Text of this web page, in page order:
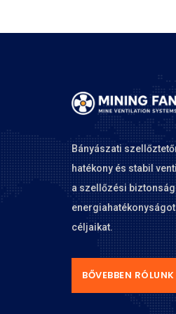
Bányászati
hatékony és stabil
a szellőzési
céljaikat.
BŐVEBBEN RÓLUNK